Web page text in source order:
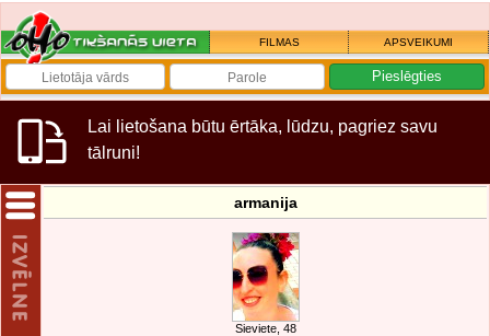
FILMAS APSVEIKUMI
Lai lietošana būtu ērtāka, lūdzu, pagriez savu
tālruni!
armanija
Sieviete, 48